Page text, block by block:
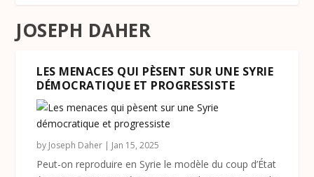
JOSEPH DAHER
LES MENACES QUI PÈSENT SUR UNE SYRIE
DÉMOCRATIQUE ET PROGRESSISTE
by Joseph Daher | Jan 15, 2025
Peut-on reproduire en Syrie le modèle du coup d’État